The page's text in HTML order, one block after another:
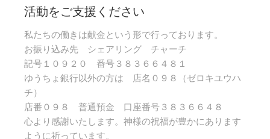
活動をご支援ください
私たちの働きは献金という形で行っております。
お振り込み先 シェアリング チャーチ
記号１０９２０ 番号３８３６６４８１
ゆうちょ銀行以外の方は 店名０９８（ゼロキユウハ
チ）
店番０９８ 普通預金 口座番号３８３６６４８
心より感謝いたします。神様の祝福が豊かにあります
ように祈っています。